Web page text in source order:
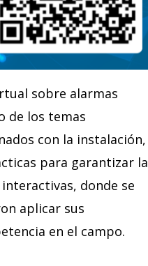
sobre alarmas
de los temas
con la instalación,
para garantizar la
donde se
aplicar sus
en el campo.